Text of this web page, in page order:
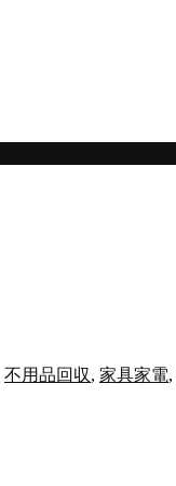
不用品回収, 家具家電,